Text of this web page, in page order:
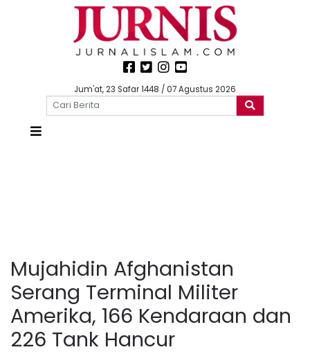
Jum'at, 23 Safar 1448 / 07 Agustus 2026
Mujahidin Afghanistan
Serang Terminal Militer
Amerika, 166 Kendaraan dan
226 Tank Hancur